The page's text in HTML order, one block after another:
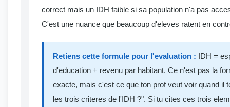
correct mais un IDH faible si sa population n'a pas
C'est une nuance que beaucoup d'eleves ratent en
Retiens cette formule pour l'evaluation : IDH =
d'education + revenu par habitant. Ce n'est pas la
exacte, mais c'est ce que ton prof veut voir quand il
les trois criteres de l'IDH ?". Si tu cites ces trois